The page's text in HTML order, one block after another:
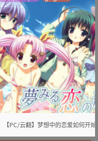
【PC/云翻】梦想中的恋爱如何开始